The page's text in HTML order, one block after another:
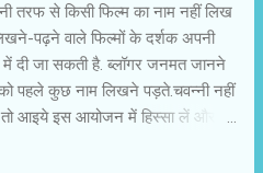
तरफ से किसी फिल्म का नाम नहीं लिख
पढ़ने वाले फिल्मों के दर्शक अपनी
में दी जा सकती है. ब्लॉगर जनमत जानने
को पहले कुछ नाम लिखने पड़ते.चवन्नी नहीं
आइये इस आयोजन में हिस्सा लें और